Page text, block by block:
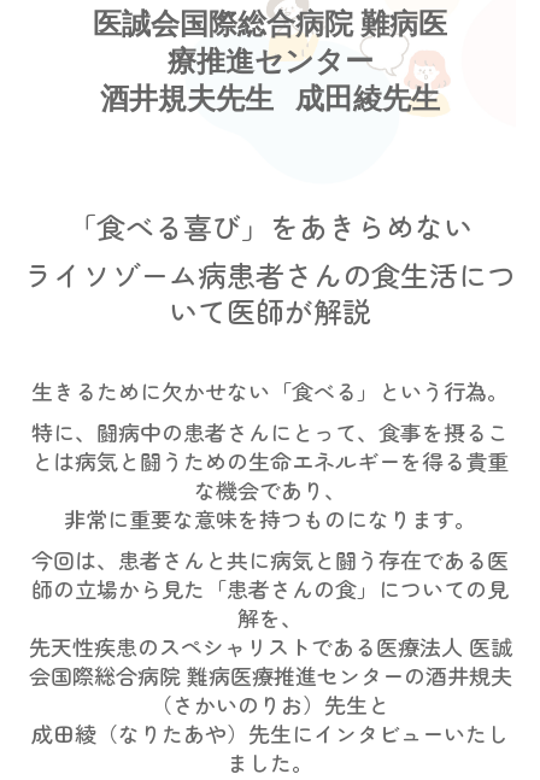
疾患情報
そのほかの疾患
ファブリー病
疾患情報
ポンぺ病
インタビュー
医誠会国際総合病院 難病医
療推進センター
酒井規夫先生   成田綾先生
「食べる喜び」をあきらめない
ライソゾーム病患者さんの食生活につ
いて医師が解説
生きるために欠かせない「食べる」という行為。
特に、闘病中の患者さんにとって、食事を摂るこ
とは病気と闘うための生命エネルギーを得る貴重
な機会であり、
非常に重要な意味を持つものになります。
今回は、患者さんと共に病気と闘う存在である医
師の立場から見た「患者さんの食」についての見
解を、
先天性疾患のスペシャリストである医療法人 医誠
会国際総合病院 難病医療推進センターの酒井規夫
（さかいのりお）先生と
成田綾（なりたあや）先生にインタビューいたし
ました。